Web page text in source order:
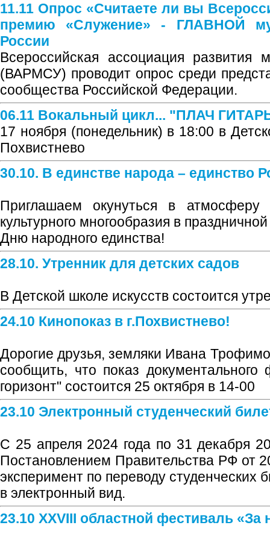
11.11 Опрос «Считаете ли вы
премию «Служение» - ГЛАВНОЙ
России
Всероссийская ассоциация развития
(ВАРМСУ) проводит опрос среди
сообщества Российской Федерации.
06.11 Вокальный цикл... "ПЛАЧ
17 ноября (понедельник) в 18:00 в
Похвистнево
30.10. В единстве народа – единство
Приглашаем окунуться в
культурного многообразия в
Дню народного единства!
28.10. Утренник для детских садов
В Детской школе искусств состоится
24.10 Кинопоказ в г.Похвистнево!
Дорогие друзья, земляки Ивана
сообщить, что показ
горизонт" состоится 25 октября в 14-00
23.10 Электронный студенческий
С 25 апреля 2024 года по 31 декабря
Постановлением Правительства РФ от
эксперимент по переводу студенческих
в электронный вид.
23.10 XXVIII областной фестиваль «За